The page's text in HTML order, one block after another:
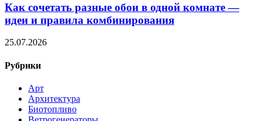
Как сочетать разные обои в одной комнате —
идеи и правила комбинирования
25.07.2026
Рубрики
Арт
Архитектура
Биотопливо